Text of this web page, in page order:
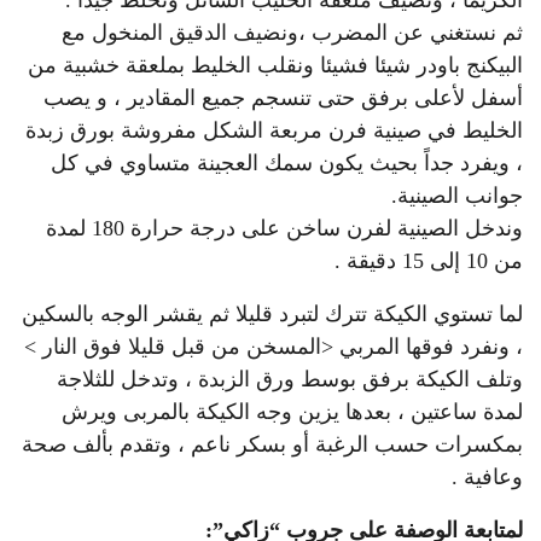
ثم نستغني عن المضرب ،ونضيف الدقيق المنخول مع
البيكنج باودر شيئا فشيئا ونقلب الخليط بملعقة خشبية من
أسفل لأعلى برفق حتى تنسجم جميع المقادير ، و يصب
الخليط في صينية فرن مربعة الشكل مفروشة بورق زبدة
، ويفرد جداً بحيث يكون سمك العجينة متساوي في كل
جوانب الصينية.
وندخل الصينية لفرن ساخن على درجة حرارة 180 لمدة
من 10 إلى 15 دقيقة .
لما تستوي الكيكة تترك لتبرد قليلا ثم يقشر الوجه بالسكين
، ونفرد فوقها المربي <المسخن من قبل قليلا فوق النار >
وتلف الكيكة برفق بوسط ورق الزبدة ، وتدخل للثلاجة
لمدة ساعتين ، بعدها يزين وجه الكيكة بالمربى ويرش
بمكسرات حسب الرغبة أو بسكر ناعم ، وتقدم بألف صحة
وعافية .
لمتابعة الوصفة على جروب “زاكي”: